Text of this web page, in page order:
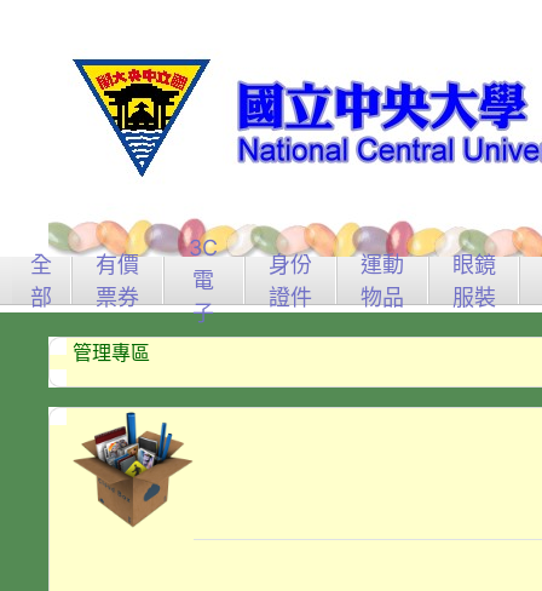
全
部
有價
票券
3C
電
子
身份
證件
運動
物品
眼鏡
服裝
管理專區